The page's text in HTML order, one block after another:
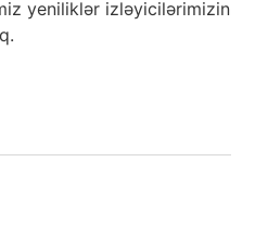
yeniliklər izləyicilərimizin